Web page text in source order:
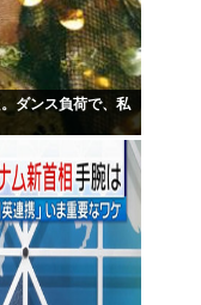
ダンス負荷で、私